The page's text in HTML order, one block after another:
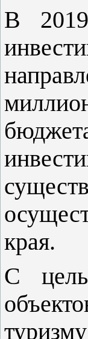
В 2019
края.
С